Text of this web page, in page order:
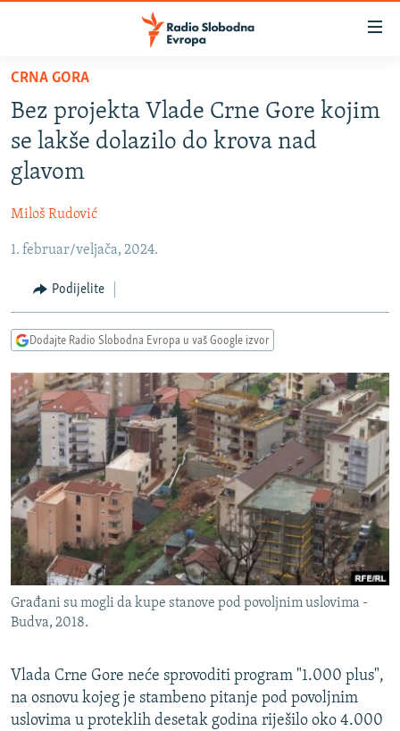
Pređite
glavni
sadržaj
Pređite
na
glavnu
Pređite
pretragu
BOSNA I HERCEGOVINA
SRBIJA
CRNA GORA
VIZUELNO
VIDEO
INFOGRAFIKE
PODCASTI
KINA NA BALKANU
RSE PRIČE IZ SVIJETA
ISPRIČAJ MI
DNEVNO@RSE
SPECIJALI RSE
VIŠE OD NASLOVA
GENOCID U SREBRENICI
POPLAVE I KLIZIŠTA U BIH 2024.
TV LIBERTY
MOJA EVROPA
TRI DECENIJE OD RATA U BIH
PRATITE NAS
Sve RFE/RL stranice
CRNA GORA
Bez projekta Vlade Crne Gore kojim
se lakše dolazilo do krova nad
glavom
Miloš Rudović
1. februar/veljača, 2024.
Podijelite
Dodajte Radio Slobodna Evropa u vaš Google izvor
Građani su mogli da kupe stanove pod povoljnim uslovima -
Budva, 2018.
Vlada Crne Gore neće sprovoditi program "1.000 plus",
na osnovu kojeg je stambeno pitanje pod povoljnim
uslovima u proteklih desetak godina riješilo oko 4.000